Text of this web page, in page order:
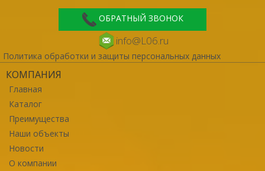
ОБРАТНЫЙ ЗВОНОК
info@L06.ru
Политика обработки и защиты персональных данных
КОМПАНИЯ
Главная
Каталог
Преимущества
Наши объекты
Новости
О компании